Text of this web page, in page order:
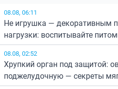
08.08, 06:11
Не игрушка — декоративным
нагрузки: воспитывайте
08.08, 02:52
Хрупкий орган под защитой:
поджелудочную — секреты